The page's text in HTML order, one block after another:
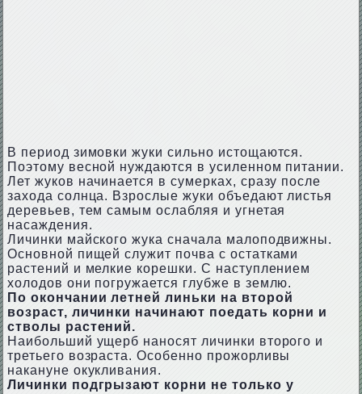
В период зимовки жуки сильно истощаются.
Поэтому весной нуждаются в усиленном питании.
Лет жуков начинается в сумерках, сразу после
захода солнца. Взрослые жуки объедают листья
деревьев, тем самым ослабляя и угнетая
насаждения.
Личинки майского жука сначала малоподвижны.
Основной пищей служит почва с остатками
растений и мелкие корешки. С наступлением
холодов они погружается глубже в землю.
По окончании летней линьки на второй
возраст, личинки начинают поедать корни и
стволы растений.
Наибольший ущерб наносят личинки второго и
третьего возраста. Особенно прожорливы
накануне окукливания.
Личинки подгрызают корни не только у